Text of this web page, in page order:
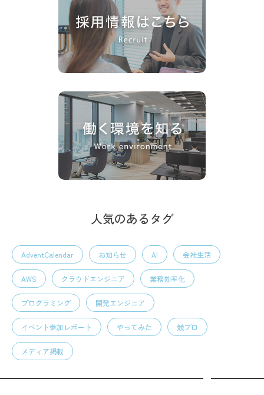
人気のあるタグ
AdventCalendar お知らせ AI 会社生活
AWS クラウドエンジニア 業務効率化
プログラミング 開発エンジニア
イベント参加レポート やってみた 競プロ
メディア掲載